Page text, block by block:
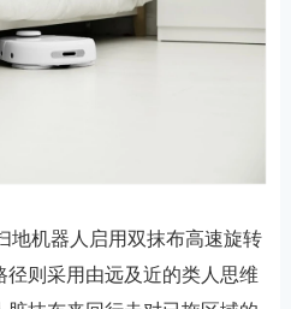
地机器人启用双抹布高速旋转
则采用由远及近的类人思维